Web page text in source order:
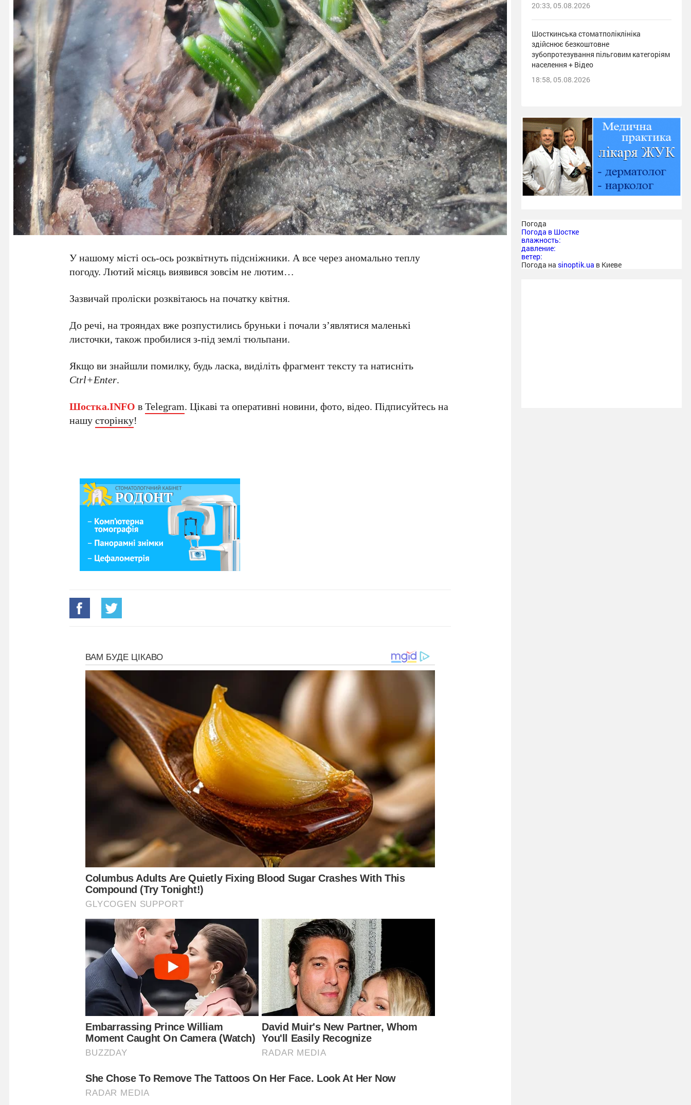
У нашому місті ось-ось розквітнуть підсніжники. А все через аномально теплу
погоду. Лютий місяць виявився зовсім не лютим…
Зазвичай проліски розквітаюсь на початку квітня.
До речі, на трояндах вже розпустились бруньки і почали з’являтися маленькі
листочки, також пробилися з-під землі тюльпани.
Якщо ви знайшли помилку, будь ласка, виділіть фрагмент тексту та натисніть
Ctrl+Enter.
Шостка.INFO вTelegram. Цікаві та оперативні новини, фото, відео. Підписуйтесь на
нашусторінку!
20:33, 05.08.2026
Шосткинська стоматполіклініка
здійснює безкоштовне
зубопротезування пільговим категоріям
населення + Відео
18:58, 05.08.2026
Погода
Погода в Шостке
влажность:
давление:
ветер:
Погода на sinoptik.ua в Киеве